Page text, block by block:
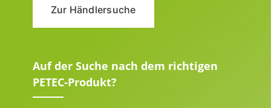
Zur Händlersuche
Auf der Suche nach dem richtigen
PETEC-Produkt?